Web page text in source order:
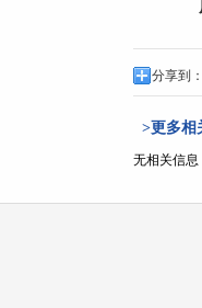
分享到：
>更多相
无相关信息